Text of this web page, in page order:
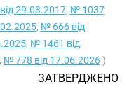
29.03.2017, № 1037
, № 666 від
, № 1461 від
, № 778 від 17.06.2026)
ЗАТВЕРДЖЕНО